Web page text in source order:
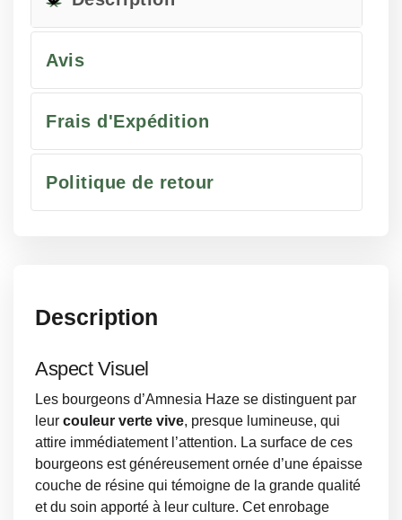
Avis
Frais d'Expédition
Politique de retour
Description
Aspect Visuel
Les bourgeons d’Amnesia Haze se distinguent par
leur couleur verte vive, presque lumineuse, qui
attire immédiatement l’attention. La surface de ces
bourgeons est généreusement ornée d’une épaisse
couche de résine qui témoigne de la grande qualité
et du soin apporté à leur culture. Cet enrobage